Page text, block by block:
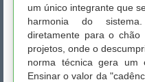
um único integrante que
harmonia do
diretamente para o
projetos, onde o
norma técnica gera um
Ensinar o valor da